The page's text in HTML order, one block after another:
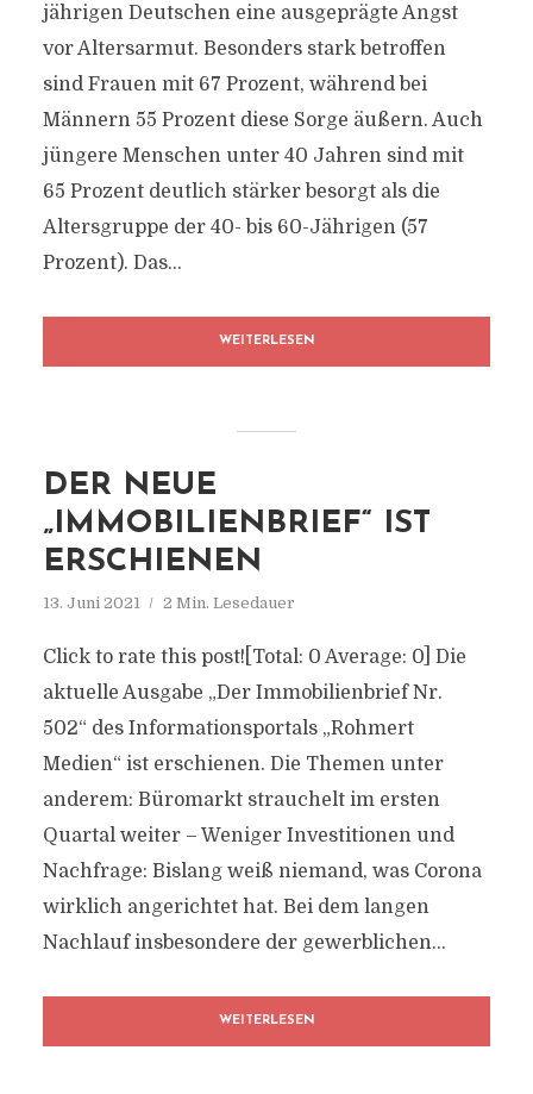
jährigen Deutschen eine ausgeprägte Angst
vor Altersarmut. Besonders stark betroffen
sind Frauen mit 67 Prozent, während bei
Männern 55 Prozent diese Sorge äußern. Auch
jüngere Menschen unter 40 Jahren sind mit
65 Prozent deutlich stärker besorgt als die
Altersgruppe der 40- bis 60-Jährigen (57
Prozent). Das...
WEITERLESEN
DER NEUE
„IMMOBILIENBRIEF“ IST
ERSCHIENEN
13. Juni 2021 2 Min. Lesedauer
Click to rate this post![Total: 0 Average: 0] Die
aktuelle Ausgabe „Der Immobilienbrief Nr.
502“ des Informationsportals „Rohmert
Medien“ ist erschienen. Die Themen unter
anderem: Büromarkt strauchelt im ersten
Quartal weiter – Weniger Investitionen und
Nachfrage: Bislang weiß niemand, was Corona
wirklich angerichtet hat. Bei dem langen
Nachlauf insbesondere der gewerblichen...
WEITERLESEN